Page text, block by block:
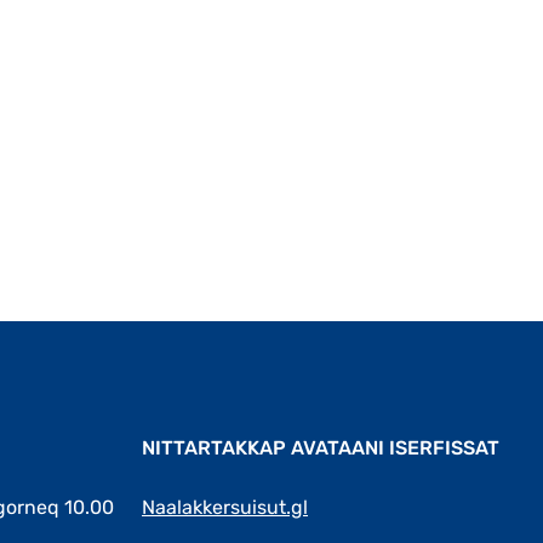
10.00
NITTARTAKKAP AVATAANI ISERFISSAT
Naalakkersuisut.gl